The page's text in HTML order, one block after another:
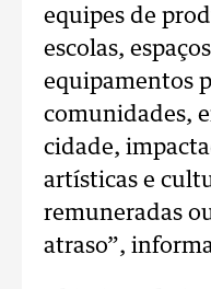
equipes de
escolas,
equipamentos
comunidades,
cidade,
artísticas e
remuneradas
atraso”,